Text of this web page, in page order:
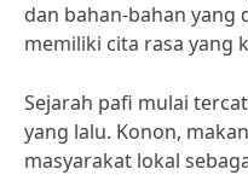
dan bahan-bahan yang
memiliki cita rasa yang
Sejarah pafi mulai
yang lalu. Konon,
masyarakat lokal